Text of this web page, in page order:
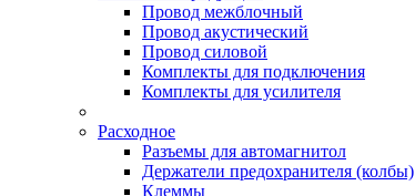
Провод межблочный
Провод акустический
Провод силовой
Комплекты для подключения
Комплекты для усилителя
Расходное
Разъемы для автомагнитол
Держатели предохранителя (колбы)
Клеммы